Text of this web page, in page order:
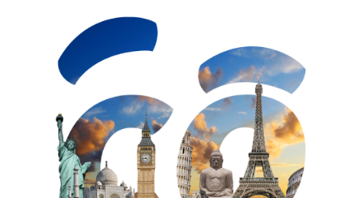
skúseného sprievodcu a premyslený program. Program
býva vyvážený – dopoludnia pamiatky a zaujímavosti,
popoludní voľno na vlastné objavovanie, nákupy či kávu na
námestí. V ponuke nájdete pohodové poznávačky aj
dynamickejšie okruhy pre tých, ktorí chcú z dovolenky
vyťažiť maximum.
Najobľúbenejšie trasy a sezóna
Slovenskí cestovatelia najčastejšie vyhľadávajú
poznávacie zájazdy do Talianska, Francúzska, Španielska,